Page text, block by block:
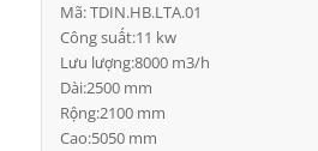
Mã: TDIN.HB.LTA.01
Công suất:11 kw
Lưu lượng:8000 m3/h
Dài:2500 mm
Rộng:2100 mm
Cao:5050 mm